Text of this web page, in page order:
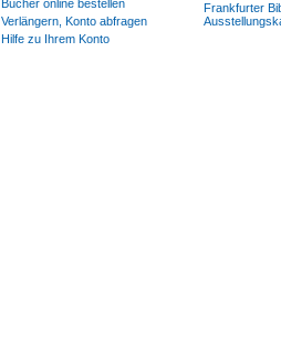
Bücher online bestellen
Verlängern, Konto abfragen
Hilfe zu Ihrem Konto
Frankfurter